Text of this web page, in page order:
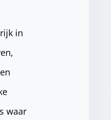
in
waar